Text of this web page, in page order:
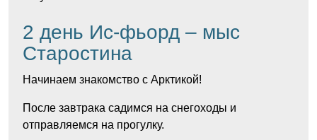
2 день Ис-фьорд – мыс
Старостина
Начинаем знакомство с Арктикой!
После завтрака садимся на снегоходы и
отправляемся на прогулку.